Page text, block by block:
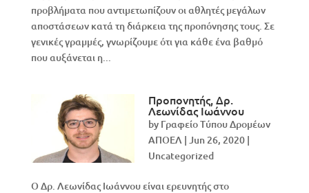
προβλήματα που αντιμετωπίζουν οι αθλητές μεγάλων
αποστάσεων κατά τη διάρκεια της προπόνησης τους. Σε
γενικές γραμμές, γνωρίζουμε ότι για κάθε ένα βαθμό
που αυξάνεται η...
Προπονητής, Δρ.
Λεωνίδας Ιωάννου
by Γραφείο Τύπου Δρομέων
ΑΠΟΕΛ | Jun 26, 2020|
Uncategorized
Ο Δρ. Λεωνίδας Ιωάννου είναι ερευνητής στο